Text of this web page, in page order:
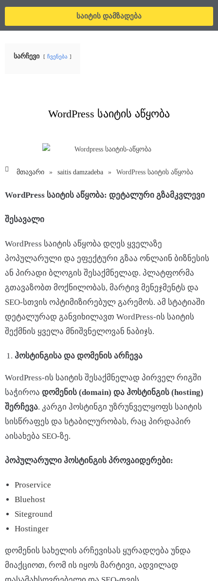
საიტის დამზადება
სარჩევი ჩვენება
WordPress საიტის აწყობა
მთავარი » saitis damzadeba » WordPress საიტის აწყობა
WordPress საიტის აწყობა: დეტალური გზამკვლევი
შესავალი
WordPress საიტის აწყობა დღეს ყველაზე
პოპულარული და ეფექტური გზაა ონლაინ ბიზნესის
ან პირადი ბლოგის შესაქმნელად. პლატფორმა
გთავაზობთ მოქნილობას, მარტივ მენეჯმენტს და
SEO-სთვის ოპტიმიზირებულ გარემოს. ამ სტატიაში
დეტალურად განვიხილავთ WordPress-ის საიტის
შექმნის ყველა მნიშვნელოვან ნაბიჯს.
ჰოსტინგისა და დომენის არჩევა
WordPress-ის საიტის შესაქმნელად პირველ რიგში
საჭიროა დომენის (domain) და ჰოსტინგის (hosting)
შერჩევა. კარგი ჰოსტინგი უზრუნველყოფს საიტის
სისწრაფეს და სტაბილურობას, რაც პირდაპირ
აისახება SEO-ზე.
პოპულარული ჰოსტინგის პროვაიდერები:
Proservice
Bluehost
Siteground
Hostinger
დომენის სახელის არჩევისას ყურადღება უნდა
მიაქციოთ, რომ ის იყოს მარტივი, ადვილად